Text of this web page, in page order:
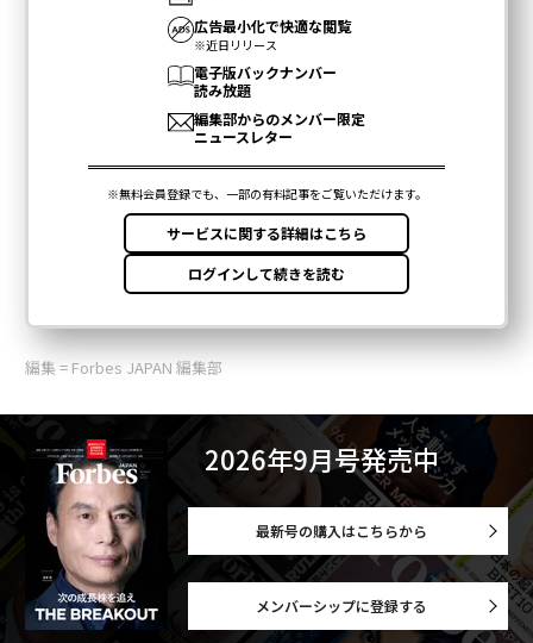
編集 = Forbes JAPAN 編集部
2026年9月号発売中
最新号の購入はこちらから
メンバーシップに登録する